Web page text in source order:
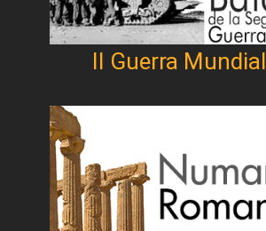
II Guerra Mundial